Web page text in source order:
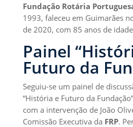
Fundação Rotária
1993, faleceu em Guimarães
de 2020, com 85 anos de
Painel
Futuro da
Seguiu-se um painel de
“História e Futuro da
com a intervenção de João
Comissão Executiva da FRP.